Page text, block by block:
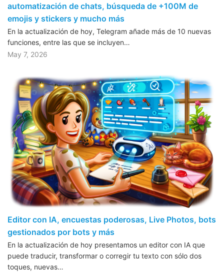
automatización de chats, búsqueda de +100M de
emojis y stickers y mucho más
En la actualización de hoy, Telegram añade más de 10 nuevas
funciones, entre las que se incluyen…
May 7, 2026
Editor con IA, encuestas poderosas, Live Photos, bots
gestionados por bots y más
En la actualización de hoy presentamos un editor con IA que
puede traducir, transformar o corregir tu texto con sólo dos
toques, nuevas…